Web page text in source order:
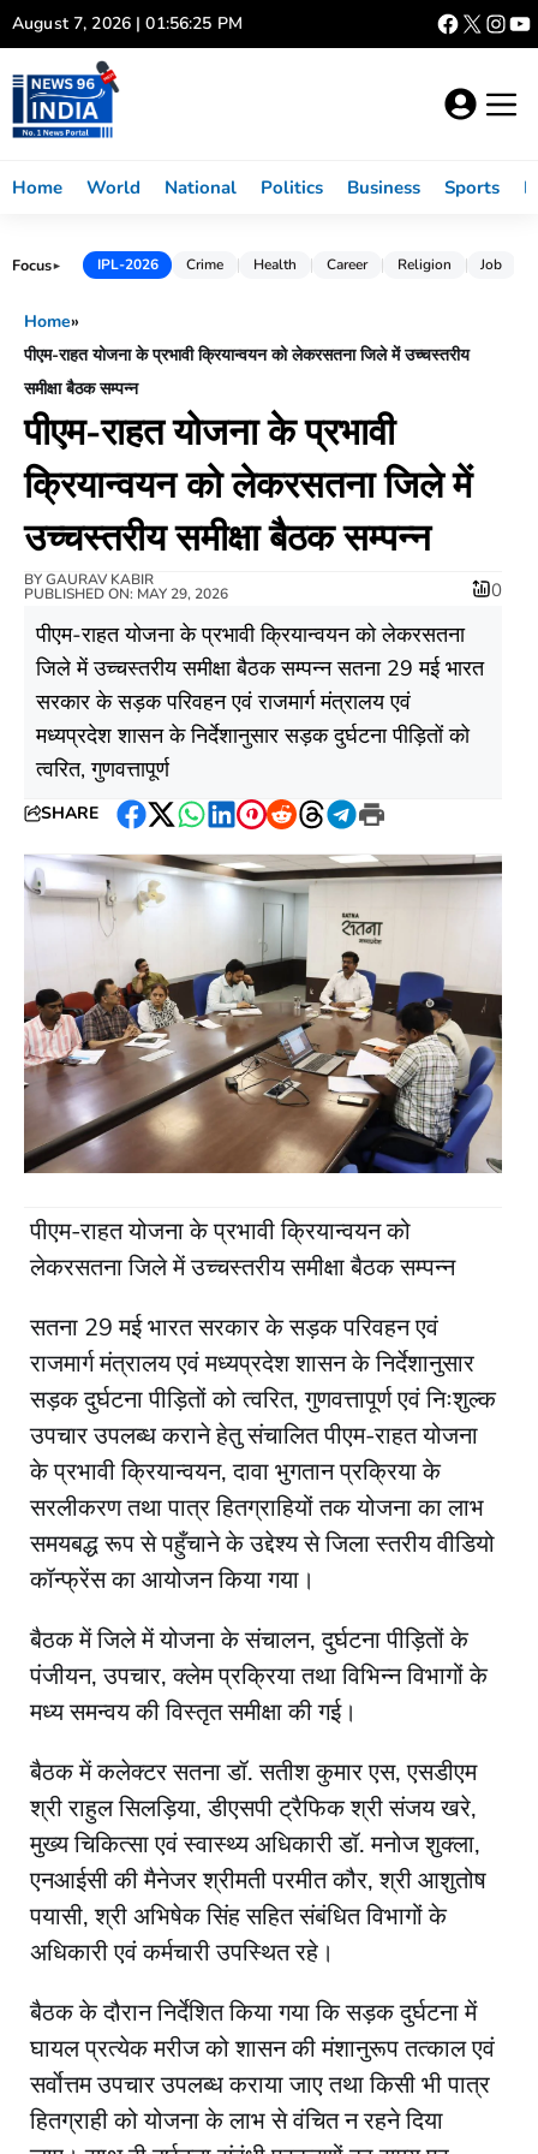
Skip
to
content
August 7, 2026 | 01:56:26 PM
Home World National Politics Business Sports
Focus► IPL-2026 Crime Health Career Religion Job
Home»
पीएम-राहत योजना के प्रभावी क्रियान्वयन को लेकरसतना जिले में उच्चस्तरीय
समीक्षा बैठक सम्पन्न
पीएम-राहत योजना के प्रभावी
क्रियान्वयन को लेकरसतना जिले में
उच्चस्तरीय समीक्षा बैठक सम्पन्न
BYGAURAV KABIR
PUBLISHED ON: MAY 29, 2026 0
पीएम-राहत योजना के प्रभावी क्रियान्वयन को लेकरसतना
जिले में उच्चस्तरीय समीक्षा बैठक सम्पन्न सतना 29 मई भारत
सरकार के सड़क परिवहन एवं राजमार्ग मंत्रालय एवं
मध्यप्रदेश शासन के निर्देशानुसार सड़क दुर्घटना पीड़ितों को
त्वरित, गुणवत्तापूर्ण
SHARE
Facebook
Twitter
WhatsApp
LinkedIn
Pinterest
RedditThreads
Telegram
Print
पीएम-राहत योजना के प्रभावी क्रियान्वयन को
लेकरसतना जिले में उच्चस्तरीय समीक्षा बैठक सम्पन्न
सतना 29 मई भारत सरकार के सड़क परिवहन एवं
राजमार्ग मंत्रालय एवं मध्यप्रदेश शासन के निर्देशानुसार
सड़क दुर्घटना पीड़ितों को त्वरित, गुणवत्तापूर्ण एवं निःशुल्क
उपचार उपलब्ध कराने हेतु संचालित पीएम-राहत योजना
के प्रभावी क्रियान्वयन, दावा भुगतान प्रक्रिया के
सरलीकरण तथा पात्र हितग्राहियों तक योजना का लाभ
समयबद्ध रूप से पहुँचाने के उद्देश्य से जिला स्तरीय वीडियो
कॉन्फ्रेंस का आयोजन किया गया।
बैठक में जिले में योजना के संचालन, दुर्घटना पीड़ितों के
पंजीयन, उपचार, क्लेम प्रक्रिया तथा विभिन्न विभागों के
मध्य समन्वय की विस्तृत समीक्षा की गई।
बैठक में कलेक्टर सतना डॉ. सतीश कुमार एस, एसडीएम
श्री राहुल सिलड़िया, डीएसपी ट्रैफिक श्री संजय खरे,
मुख्य चिकित्सा एवं स्वास्थ्य अधिकारी डॉ. मनोज शुक्ला,
एनआईसी की मैनेजर श्रीमती परमीत कौर, श्री आशुतोष
पयासी, श्री अभिषेक सिंह सहित संबंधित विभागों के
अधिकारी एवं कर्मचारी उपस्थित रहे।
बैठक के दौरान निर्देशित किया गया कि सड़क दुर्घटना में
घायल प्रत्येक मरीज को शासन की मंशानुरूप तत्काल एवं
सर्वाेत्तम उपचार उपलब्ध कराया जाए तथा किसी भी पात्र
हितग्राही को योजना के लाभ से वंचित न रहने दिया